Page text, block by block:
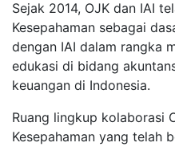
Sejak 2014, OJK dan IAI
Kesepahaman sebagai
dengan IAI dalam rangka
edukasi di bidang
keuangan di Indonesia.
Ruang lingkup kolaborasi
Kesepahaman yang telah